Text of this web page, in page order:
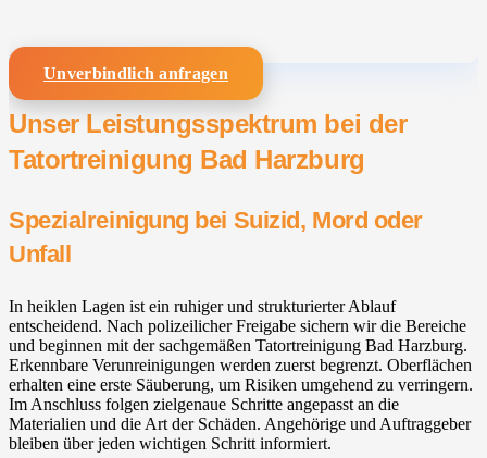
Unverbindlich anfragen
Unser Leistungsspektrum bei der
Tatortreinigung Bad Harzburg
Spezialreinigung bei Suizid, Mord oder
Unfall
In heiklen Lagen ist ein ruhiger und strukturierter Ablauf
entscheidend. Nach polizeilicher Freigabe sichern wir die Bereiche
und beginnen mit der sachgemäßen Tatortreinigung Bad Harzburg.
Erkennbare Verunreinigungen werden zuerst begrenzt. Oberflächen
erhalten eine erste Säuberung, um Risiken umgehend zu verringern.
Im Anschluss folgen zielgenaue Schritte angepasst an die
Materialien und die Art der Schäden. Angehörige und Auftraggeber
bleiben über jeden wichtigen Schritt informiert.